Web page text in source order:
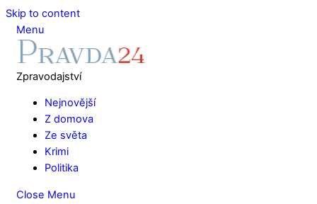
Skip to content
Menu
Zpravodajství
Nejnovější
Z domova
Ze světa
Krimi
Politika
Close Menu